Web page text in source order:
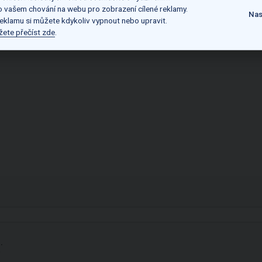
.
chování na webu pro zobrazení cílené reklamy.
si můžete kdykoliv vypnout nebo upravit.
přečíst zde